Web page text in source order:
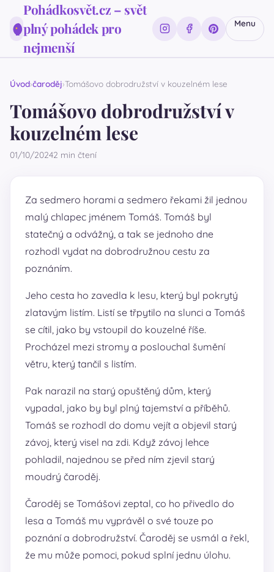
Pohádkosvět.cz – svět
plný pohádek pro
nejmenší
Menu
Úvod čaroděj Tomášovo dobrodružství v kouzelném lese
Tomášovo dobrodružství v
kouzelném lese
01/10/20242 min čtení
Za sedmero horami a sedmero řekami žil jednou
malý chlapec jménem Tomáš. Tomáš byl
statečný a odvážný, a tak se jednoho dne
rozhodl vydat na dobrodružnou cestu za
poznáním.
Jeho cesta ho zavedla k lesu, který byl pokrytý
zlatavým listím. Listí se třpytilo na slunci a Tomáš
se cítil, jako by vstoupil do kouzelné říše.
Procházel mezi stromy a poslouchal šumění
větru, který tančil s listím.
Pak narazil na starý opuštěný dům, který
vypadal, jako by byl plný tajemství a příběhů.
Tomáš se rozhodl do domu vejít a objevil starý
závoj, který visel na zdi. Když závoj lehce
pohladil, najednou se před ním zjevil starý
moudrý čaroděj.
Čaroděj se Tomášovi zeptal, co ho přivedlo do
lesa a Tomáš mu vyprávěl o své touze po
poznání a dobrodružství. Čaroděj se usmál a řekl,
že mu může pomoci, pokud splní jednu úlohu.